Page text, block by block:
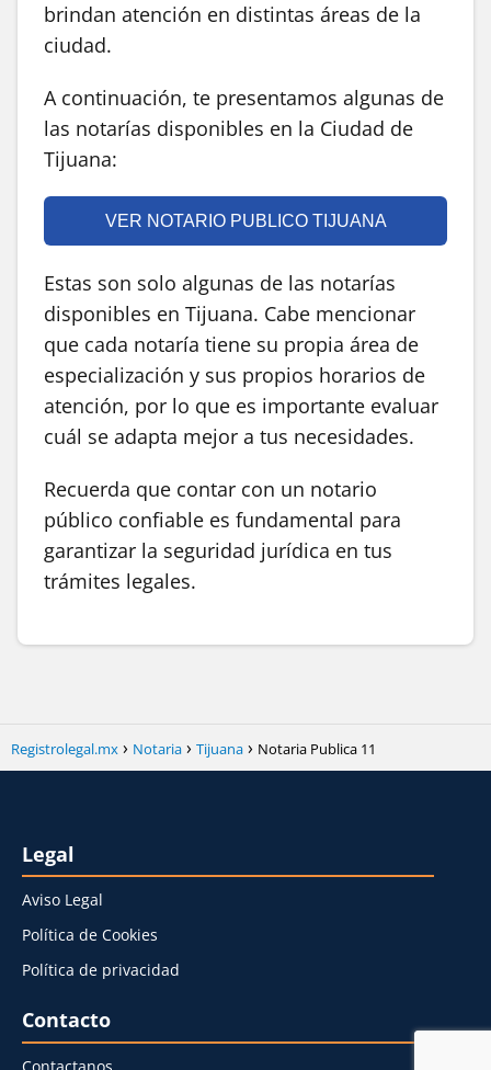
brindan atención en distintas áreas de la
ciudad.
A continuación, te presentamos algunas de
las notarías disponibles en la Ciudad de
Tijuana:
VER NOTARIO PUBLICO TIJUANA
Estas son solo algunas de las notarías
disponibles en Tijuana. Cabe mencionar
que cada notaría tiene su propia área de
especialización y sus propios horarios de
atención, por lo que es importante evaluar
cuál se adapta mejor a tus necesidades.
Recuerda que contar con un notario
público confiable es fundamental para
garantizar la seguridad jurídica en tus
trámites legales.
Registrolegal.mx Notaria Tijuana Notaria Publica 11
Legal
Aviso Legal
Política de Cookies
Política de privacidad
Contacto
Contactanos